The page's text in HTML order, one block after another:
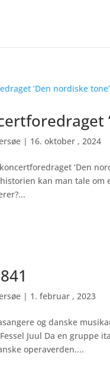
| 16. oktober , 2024
‘Den
kan man tale
| 1. februar , 2023
og danske
Juul Da en gruppe
operaverden....